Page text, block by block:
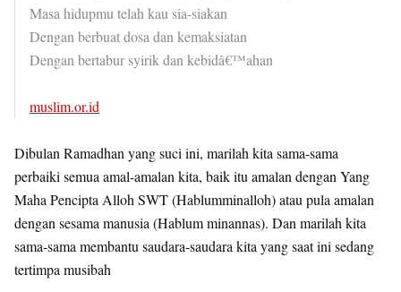
Masa hidupmu telah kau sia-siakan
Dengan berbuat dosa dan kemaksiatan
Dengan bertabur syirik dan kebidâ€™ahan
muslim.or.id
Dibulan Ramadhan yang suci ini, marilah kita sama-sama
perbaiki semua amal-amalan kita, baik itu amalan dengan Yang
Maha Pencipta Alloh SWT (Hablumminalloh) atau pula amalan
dengan sesama manusia (Hablum minannas). Dan marilah kita
sama-sama membantu saudara-saudara kita yang saat ini sedang
tertimpa musibah